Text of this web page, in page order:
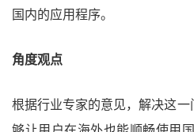
国内的应用程序。
角度观点
根据行业专家的意见，解决这